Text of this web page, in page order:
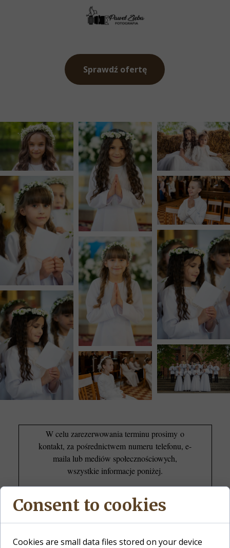
W celu zarezerwowania terminu prosimy o
kontakt, za pośrednictwem numeru telefonu, e-
maila lub mediów społecznościowych,
wszystkie informacje poniżej.
ziebafotograf@gmail.com
Sprawdź ofertę
Consent to cookies
Cookies are small data files stored on your device